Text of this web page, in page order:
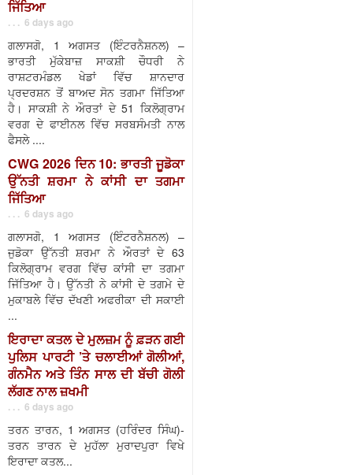
ਜਿੱਤਿਆ
. . . 6 days ago
ਗਲਾਸਗੋ, 1 ਅਗਸਤ (ਇੰਟਰਨੈਸ਼ਨਲ) –
ਭਾਰਤੀ ਮੁੱਕੇਬਾਜ਼ ਸਾਕਸ਼ੀ ਚੌਧਰੀ ਨੇ
ਰਾਸ਼ਟਰਮੰਡਲ ਖੇਡਾਂ ਵਿੱਚ ਸ਼ਾਨਦਾਰ
ਪ੍ਰਦਰਸ਼ਨ ਤੋਂ ਬਾਅਦ ਸੋਨ ਤਗਮਾ ਜਿੱਤਿਆ
ਹੈ। ਸਾਕਸ਼ੀ ਨੇ ਔਰਤਾਂ ਦੇ 51 ਕਿਲੋਗ੍ਰਾਮ
ਵਰਗ ਦੇ ਫਾਈਨਲ ਵਿੱਚ ਸਰਬਸੰਮਤੀ ਨਾਲ
ਫੈਸਲੇ ....
CWG 2026 ਦਿਨ 10: ਭਾਰਤੀ ਜੂਡੋਕਾ
ਉੱਨਤੀ ਸ਼ਰਮਾ ਨੇ ਕਾਂਸੀ ਦਾ ਤਗਮਾ
ਜਿੱਤਿਆ
. . . 6 days ago
ਗਲਾਸਗੋ, 1 ਅਗਸਤ (ਇੰਟਰਨੈਸ਼ਨਲ) –
ਜੁਡੋਕਾ ਉੱਨਤੀ ਸ਼ਰਮਾ ਨੇ ਔਰਤਾਂ ਦੇ 63
ਕਿਲੋਗ੍ਰਾਮ ਵਰਗ ਵਿੱਚ ਕਾਂਸੀ ਦਾ ਤਗਮਾ
ਜਿੱਤਿਆ ਹੈ। ਉੱਨਤੀ ਨੇ ਕਾਂਸੀ ਦੇ ਤਗਮੇ ਦੇ
ਮੁਕਾਬਲੇ ਵਿੱਚ ਦੱਖਣੀ ਅਫਰੀਕਾ ਦੀ ਸਕਾਈ
...
ਇਰਾਦਾ ਕਤਲ ਦੇ ਮੁਲਜ਼ਮ ਨੂੰ ਫ਼ੜਨ ਗਈ
ਪੁਲਿਸ ਪਾਰਟੀ ’ਤੇ ਚਲਾਈਆਂ ਗੋਲੀਆਂ,
ਗੰਨਮੈਨ ਅਤੇ ਤਿੰਨ ਸਾਲ ਦੀ ਬੱਚੀ ਗੋਲੀ
ਲੱਗਣ ਨਾਲ ਜ਼ਖਮੀ
. . . 6 days ago
ਤਰਨ ਤਾਰਨ, 1 ਅਗਸਤ (ਹਰਿੰਦਰ ਸਿੰਘ)-
ਤਰਨ ਤਾਰਨ ਦੇ ਮੁਹੱਲਾ ਮੁਰਾਦਪੁਰਾ ਵਿਖੇ
ਇਰਾਦਾ ਕਤਲ...